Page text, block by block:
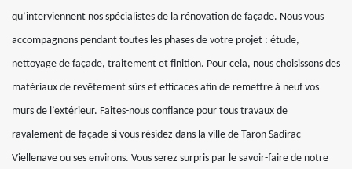
qu’interviennent nos spécialistes de la rénovation de façade. Nous vous
accompagnons pendant toutes les phases de votre projet : étude,
nettoyage de façade, traitement et finition. Pour cela, nous choisissons des
matériaux de revêtement sûrs et efficaces afin de remettre à neuf vos
murs de l’extérieur. Faites-nous confiance pour tous travaux de
ravalement de façade si vous résidez dans la ville de Taron Sadirac
Viellenave ou ses environs. Vous serez surpris par le savoir-faire de notre